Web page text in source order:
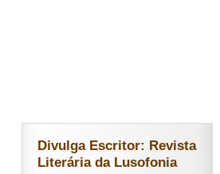
Divulga Escritor: Revista
Literária da Lusofonia